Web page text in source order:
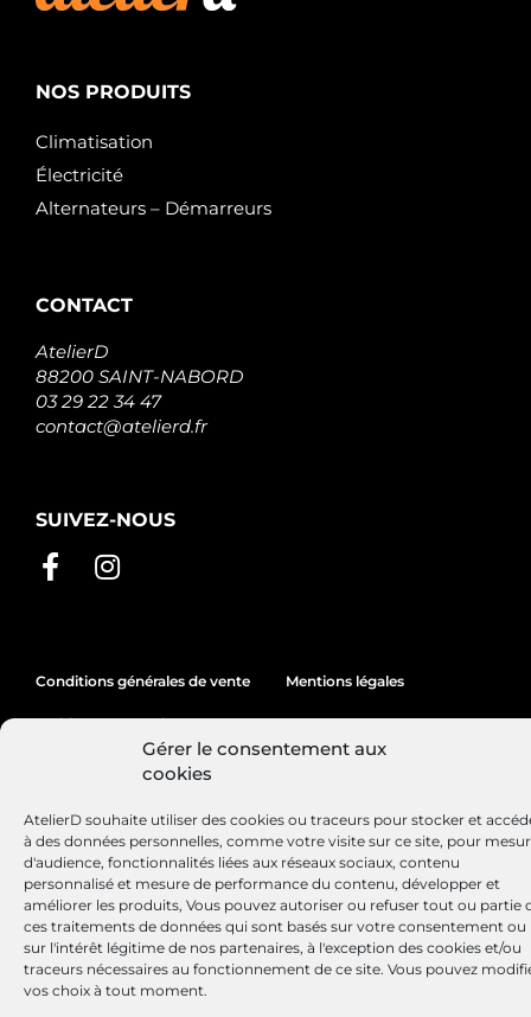
Gérer le consentement aux
cookies
AtelierD souhaite utiliser des cookies ou traceurs pour stocker et
à des données personnelles, comme votre visite sur ce site, pour
d'audience, fonctionnalités liées aux réseaux sociaux, contenu
personnalisé et mesure de performance du contenu, développer et
améliorer les produits, Vous pouvez autoriser ou refuser tout ou partie
ces traitements de données qui sont basés sur votre consentement ou
sur l'intérêt légitime de nos partenaires, à l'exception des cookies et/ou
traceurs nécessaires au fonctionnement de ce site. Vous pouvez
vos choix à tout moment.
NOS PRODUITS
Climatisation
Électricité
Alternateurs – Démarreurs
CONTACT
AtelierD
88200 SAINT-NABORD
03 29 22 34 47
contact@atelierd.fr
SUIVEZ-NOUS
Conditions générales de vente Mentions légales
Politique de cookies
Site réalisé par LézardsCréation